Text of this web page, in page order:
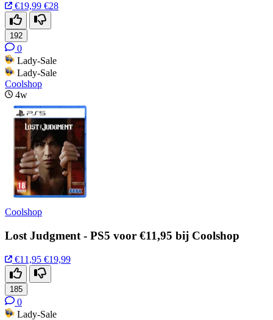
€19,99 €28
192
0
Lady-Sale
Lady-Sale
Coolshop
4w
Coolshop
Lost Judgment - PS5 voor €11,95 bij Coolshop
€11,95 €19,99
185
0
Lady-Sale